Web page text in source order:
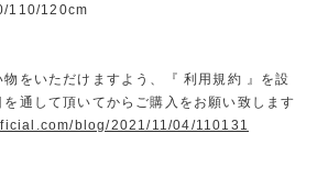
110/120cm
をいただけますよう、『 利用規約 』を設
通して頂いてからご購入をお願い致します
blog/2021/11/04/110131